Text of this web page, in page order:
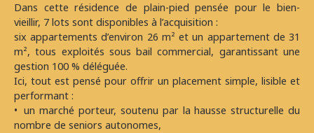
Dans cette résidence de plain-pied pensée pour le bien-
vieillir, 7 lots sont disponibles à l’acquisition :
six appartements d’environ 26 m² et un appartement de 31
m², tous exploités sous bail commercial, garantissant une
gestion 100 % déléguée.
Ici, tout est pensé pour offrir un placement simple, lisible et
performant :
un marché porteur, soutenu par la hausse structurelle du
nombre de seniors autonomes,